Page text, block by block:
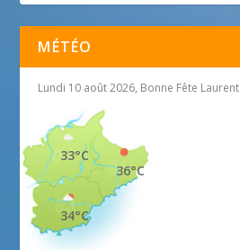
MÉTÉO
Lundi 10 août 2026, Bonne Fête Laurent
36°C
33°C
34°C